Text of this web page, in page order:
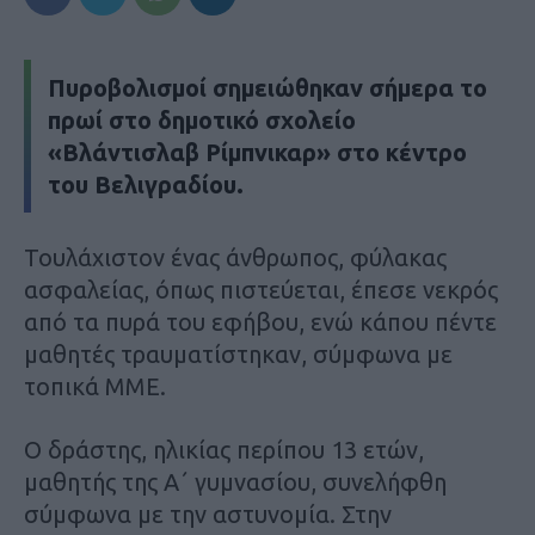
Πυροβολισμοί σημειώθηκαν σήμερα το
πρωί στο δημοτικό σχολείο
«Βλάντισλαβ Ρίμπνικαρ» στο κέντρο
του Βελιγραδίου.
Τουλάχιστον ένας άνθρωπος, φύλακας
ασφαλείας, όπως πιστεύεται, έπεσε νεκρός
από τα πυρά του εφήβου, ενώ κάπου πέντε
μαθητές τραυματίστηκαν, σύμφωνα με
τοπικά ΜΜΕ.
Ο δράστης, ηλικίας περίπου 13 ετών,
μαθητής της Α΄ γυμνασίου, συνελήφθη
σύμφωνα με την αστυνομία. Στην